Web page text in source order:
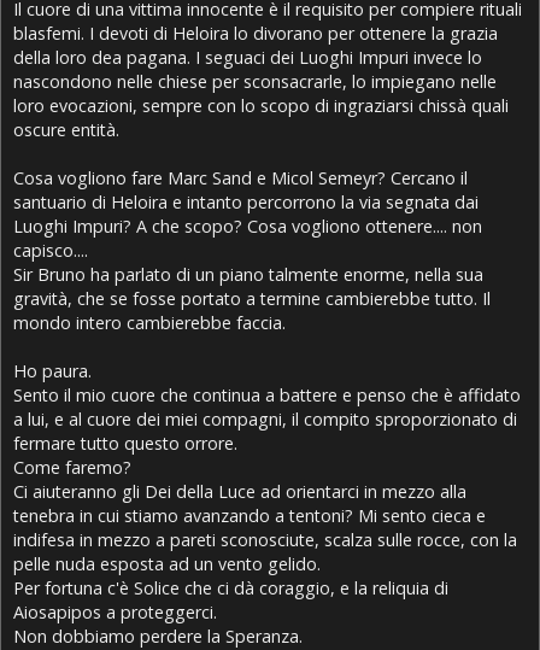
Il cuore di una vittima innocente è il requisito per compiere rituali
blasfemi. I devoti di Heloira lo divorano per ottenere la grazia
della loro dea pagana. I seguaci dei Luoghi Impuri invece lo
nascondono nelle chiese per sconsacrarle, lo impiegano nelle
loro evocazioni, sempre con lo scopo di ingraziarsi chissà quali
oscure entità.
Cosa vogliono fare Marc Sand e Micol Semeyr? Cercano il
santuario di Heloira e intanto percorrono la via segnata dai
Luoghi Impuri? A che scopo? Cosa vogliono ottenere.... non
capisco....
Sir Bruno ha parlato di un piano talmente enorme, nella sua
gravità, che se fosse portato a termine cambierebbe tutto. Il
mondo intero cambierebbe faccia.
Ho paura.
Sento il mio cuore che continua a battere e penso che è affidato
a lui, e al cuore dei miei compagni, il compito sproporzionato di
fermare tutto questo orrore.
Come faremo?
Ci aiuteranno gli Dei della Luce ad orientarci in mezzo alla
tenebra in cui stiamo avanzando a tentoni? Mi sento cieca e
indifesa in mezzo a pareti sconosciute, scalza sulle rocce, con la
pelle nuda esposta ad un vento gelido.
Per fortuna c'è Solice che ci dà coraggio, e la reliquia di
Aiosapipos a proteggerci.
Non dobbiamo perdere la Speranza.